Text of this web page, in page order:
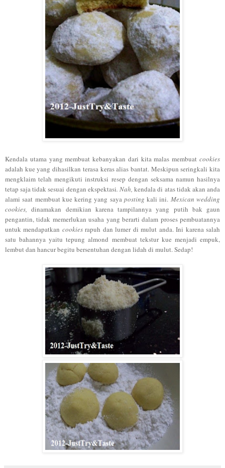
Kendala utama yang membuat kebanyakan dari kita malas membuat cookies
adalah kue yang dihasilkan terasa keras alias bantat. Meskipun seringkali kita
mengklaim telah mengikuti instruksi resep dengan seksama namun hasilnya
tetap saja tidak sesuai dengan ekspektasi. Nah, kendala di atas tidak akan anda
alami saat membuat kue kering yang saya posting kali ini. Mexican wedding
cookies,
dinamakan demikian karena tampilannya yang putih bak gaun
pengantin, tidak memerlukan usaha yang berarti dalam proses pembuatannya
untuk mendapatkan cookiesrapuh dan lumer di mulut anda. Ini karena salah
satu bahannya yaitu tepung almond membuat tekstur kue menjadi empuk,
lembut dan hancur begitu bersentuhan dengan lidah di mulut. Sedap!